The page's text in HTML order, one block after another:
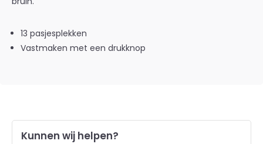
13 pasjesplekken
Vastmaken met een drukknop
Kunnen wij helpen?